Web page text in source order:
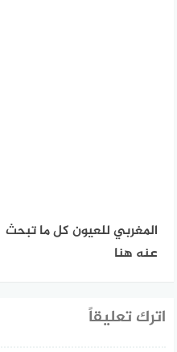
المغربي للعيون كل ما تبحث
عنه هنا
اترك تعليقاً